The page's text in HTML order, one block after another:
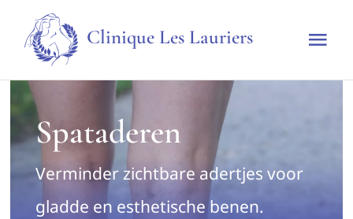
Clinique Les Lauriers
Home
De kliniek
Technieken & Behandelingen
Spataderen
Verminder zichtbare adertjes voor
gladde en esthetische benen.